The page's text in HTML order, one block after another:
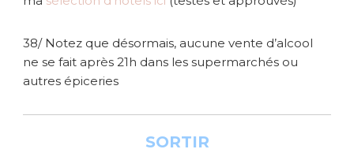
38/ Notez que désormais, aucune vente d’alcool
ne se fait après 21h dans les supermarchés ou
autres épiceries
SORTIR